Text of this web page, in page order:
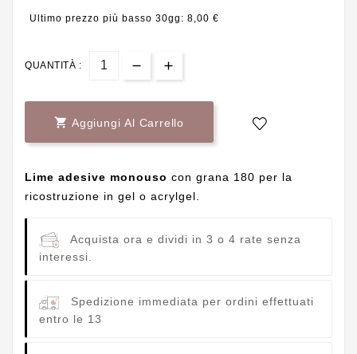
Ultimo prezzo più basso 30gg: 8,00 €
QUANTITÀ :
 Aggiungi Al Carrello
Lime adesive monouso con grana 180 per la
ricostruzione in gel o acrylgel.
Acquista ora e dividi in 3 o 4 rate senza
interessi.
Spedizione immediata per ordini effettuati
entro le 13